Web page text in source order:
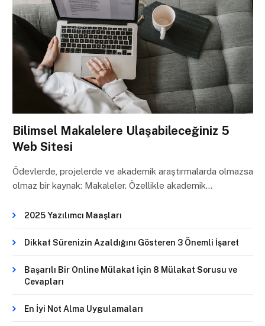
Bilimsel Makalelere Ulaşabileceğiniz 5
Web Sitesi
Ödevlerde, projelerde ve akademik araştırmalarda olmazsa
olmaz bir kaynak: Makaleler. Özellikle akademik…
2025 Yazılımcı Maaşları
Dikkat Sürenizin Azaldığını Gösteren 3 Önemli İşaret
Başarılı Bir Online Mülakat İçin 8 Mülakat Sorusu ve
Cevapları
En İyi Not Alma Uygulamaları